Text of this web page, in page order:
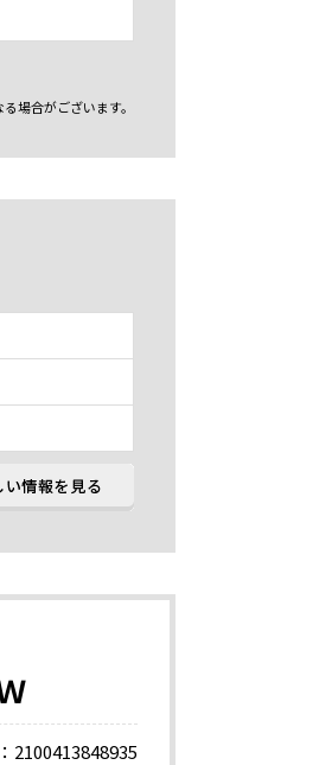
場合がございます。
2100413848935